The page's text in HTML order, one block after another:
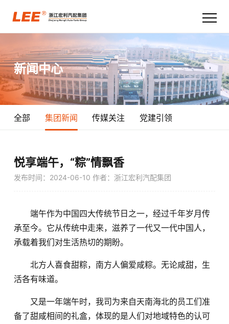
首页
关于宏利
产品技术
新闻中心
职业发展
新闻中心
全部 集团新闻 传媒关注 党建引领
悦享端午，“粽”情飘香
发布时间：2024-06-10 作者：浙江宏利汽配集团
端午作为中国四大传统节日之一，经过千年岁月传
承至今。它从传统中走来，滋养了一代又一代中国人，
承载着我们对生活热切的期盼。
北方人喜食甜粽，南方人偏爱咸粽。无论咸甜，生
活各有味道。
又是一年端午时，我司为来自天南海北的员工们准
备了甜咸相间的礼盒，体现的是人们对地域特色的认可